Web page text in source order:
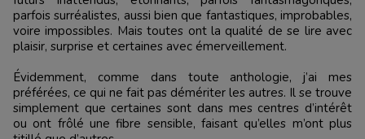
parfois surréalistes, aussi bien que fantastiques, improbables,
voire impossibles. Mais toutes ont la qualité de se lire avec
plaisir, surprise et certaines avec émerveillement.
Évidemment, comme dans toute anthologie, j’ai mes
préférées, ce qui ne fait pas démériter les autres. Il se trouve
simplement que certaines sont dans mes centres d’intérêt
ou ont frôlé une fibre sensible, faisant qu’elles m’ont plus